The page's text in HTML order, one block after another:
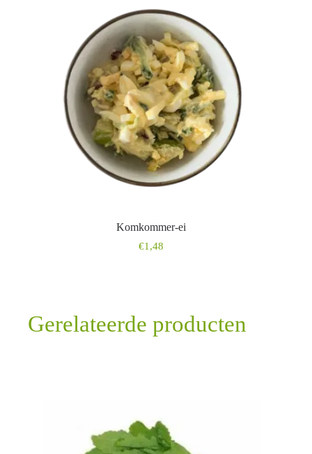
Komkommer-ei
€1,48
Gerelateerde producten